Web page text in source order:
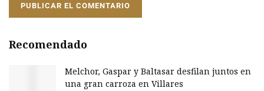
Recomendado
Melchor, Gaspar y Baltasar desfilan juntos en
una gran carroza en Villares